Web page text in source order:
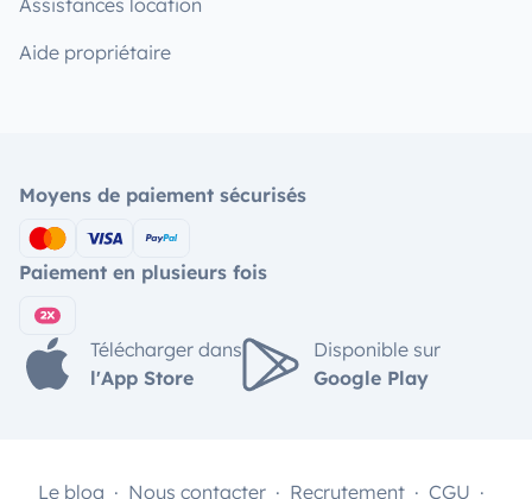
Assistances location
Aide propriétaire
Moyens de paiement sécurisés
Paiement en plusieurs fois
Télécharger dans
l'App Store
Disponible sur
Google Play
Le blog Nous contacter Recrutement CGU